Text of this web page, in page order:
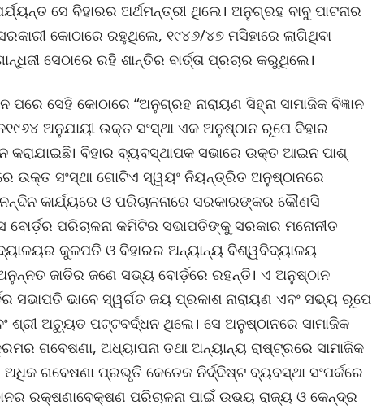
ସେ ବିହାରର ଅର୍ଥମନ୍ତ୍ରୀ ଥିଲେ। ଅନୁଗ୍ରହ ବାବୁ ପାଟନାର
କୋଠାରେ ରହୁଥିଲେ, ୧୯୪୬/୪୭ ମସିହାରେ ଲାଗିଥିବା
ସେଠାରେ ରହି ଶାନ୍ତିର ବାର୍ତ୍ତା ପ୍ରଚାର କରୁଥିଲେ।
ସେହି କୋଠାରେ “ଅନୁଗ୍ରହ ନାରାୟଣ ସିହ୍ନା ସାମାଜିକ ବିଜ୍ଞାନ
ଅନୁଯାୟୀ ଉକ୍ତ ସଂସ୍ଥା ଏକ ଅନୁଷ୍ଠାନ ରୂପେ ବିହାର
କରାଯାଇଛି। ବିହାର ବ୍ୟବସ୍ଥାପକ ସଭାରେ ଉକ୍ତ ଆଇନ ପାଶ୍
ଉକ୍ତ ସଂସ୍ଥା ଗୋଟିଏ ସ୍ୱୟଂ ନିୟନ୍ତ୍ରିତ ଅନୁଷ୍ଠାନରେ
କାର୍ଯ୍ୟରେ ଓ ପରିଚାଳନାରେ ସରକାରଙ୍କର କୌଣସି
ବୋର୍ଡ଼ର ପରିଚାଳନା କମିଟିର ସଭାପତିଙ୍କୁ ସରକାର ମନୋନୀତ
କୁଳପତି ଓ ବିହାରର ଅନ୍ୟାନ୍ୟ ବିଶ୍ୱବିଦ୍ୟାଳୟ
ଜାତିର ଜଣେ ସଭ୍ୟ ବୋର୍ଡ଼ରେ ରହନ୍ତି। ଏ ଅନୁଷ୍ଠାନ
ସଭାପତି ଭାବେ ସ୍ୱର୍ଗତ ଜୟ ପ୍ରକାଶ ନାରାୟଣ ଏବଂ ସଭ୍ୟ ରୂପେ
ଶ୍ରୀ ଅଚ୍ୟୁତ ପଟ୍ଟବର୍ଦ୍ଧନ ଥିଲେ। ସେ ଅନୁଷ୍ଠାନରେ ସାମାଜିକ
ଗବେଷଣା, ଅଧ୍ୟାପନା ତଥା ଅନ୍ୟାନ୍ୟ ରାଷ୍ଟ୍ରରେ ସାମାଜିକ
ଗବେଷଣା ପ୍ରଭୃତି କେତେକ ନିର୍ଦ୍ଦିଷ୍ଟ ବ୍ୟବସ୍ଥା ସଂପର୍କରେ
ରକ୍ଷଣାବେକ୍ଷଣ ପରିଚାଳନା ପାଇଁ ଉଭୟ ରାଜ୍ୟ ଓ କେନ୍ଦ୍ର